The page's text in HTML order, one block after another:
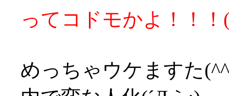
ってコドモかよ！！
めっちゃウケますた